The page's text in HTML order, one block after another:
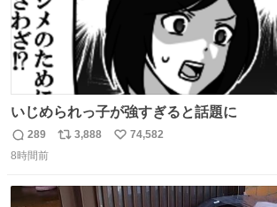
いじめられっ子が強すぎると話題に
返
信
289
リ
ト
3,888
い
数
74,582
8時間前